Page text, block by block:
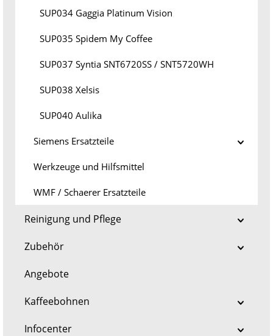
SUP034 Gaggia Platinum Vision
SUP035 Spidem My Coffee
SUP037 Syntia SNT6720SS / SNT5720WH
SUP038 Xelsis
SUP040 Aulika
Siemens Ersatzteile
Werkzeuge und Hilfsmittel
WMF / Schaerer Ersatzteile
Reinigung und Pflege
Zubehör
Angebote
Kaffeebohnen
Infocenter